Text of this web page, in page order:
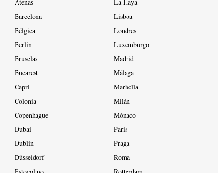
Atenas
Barcelona
Bélgica
Berlín
Bruselas
Bucarest
Capri
Colonia
Copenhague
Dubai
Dublín
Düsseldorf
La Haya
Lisboa
Londres
Luxemburgo
Madrid
Málaga
Marbella
Milán
Mónaco
París
Praga
Roma